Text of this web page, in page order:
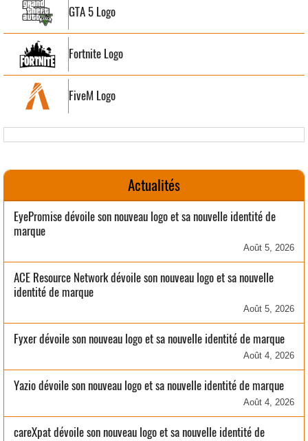
GTA 5 Logo
Fortnite Logo
FiveM Logo
Actualités
EyePromise dévoile son nouveau logo et sa nouvelle identité de
marque
Août 5, 2026
ACE Resource Network dévoile son nouveau logo et sa nouvelle
identité de marque
Août 5, 2026
Fyxer dévoile son nouveau logo et sa nouvelle identité de marque
Août 4, 2026
Yazio dévoile son nouveau logo et sa nouvelle identité de marque
Août 4, 2026
careXpat dévoile son nouveau logo et sa nouvelle identité de